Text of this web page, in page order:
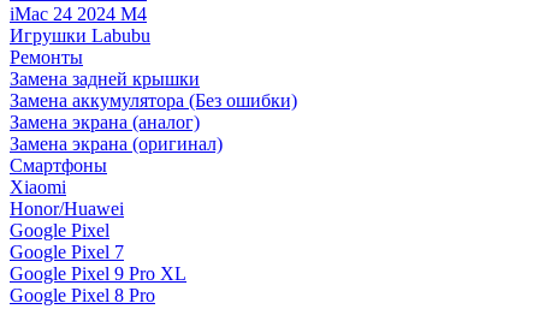
iMac 24 2024 M4
Игрушки Labubu
Ремонты
Замена задней крышки
Замена аккумулятора (Без ошибки)
Замена экрана (аналог)
Замена экрана (оригинал)
Смартфоны
Xiaomi
Honor/Huawei
Google Pixel
Google Pixel 7
Google Pixel 9 Pro XL
Google Pixel 8 Pro